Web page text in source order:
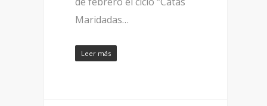
Maridadas…
Leer más